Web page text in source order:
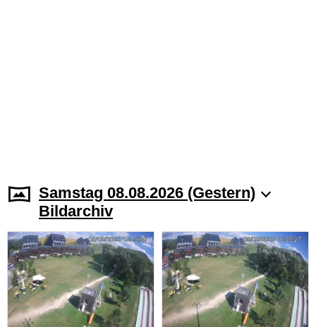
Samstag 08.08.2026 (Gestern)
Bildarchiv